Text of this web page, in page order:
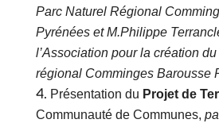
Parc Naturel Régional
Pyrénées et M.Philippe
l’Association pour la création
régional Comminges Barousse
Présentation du Projet de
Communauté de Communes,